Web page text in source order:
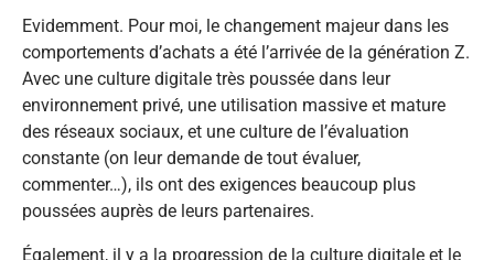
Evidemment. Pour moi, le changement majeur dans les
comportements d’achats a été l’arrivée de la génération Z.
Avec une culture digitale très poussée dans leur
environnement privé, une utilisation massive et mature
des réseaux sociaux, et une culture de l’évaluation
constante (on leur demande de tout évaluer,
commenter…), ils ont des exigences beaucoup plus
poussées auprès de leurs partenaires.
Également, il y a la progression de la culture digitale et le